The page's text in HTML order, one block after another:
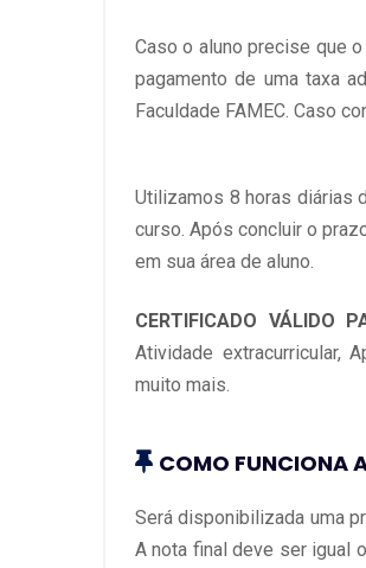
Caso o aluno precise que
pagamento de uma taxa
Faculdade FAMEC. Caso
Utilizamos 8 horas diárias
curso. Após concluir o
em sua área de aluno.
CERTIFICADO VÁLIDO
Atividade extracurricular,
muito mais.
COMO FUNCIONA
Será disponibilizada uma
A nota final deve ser igual